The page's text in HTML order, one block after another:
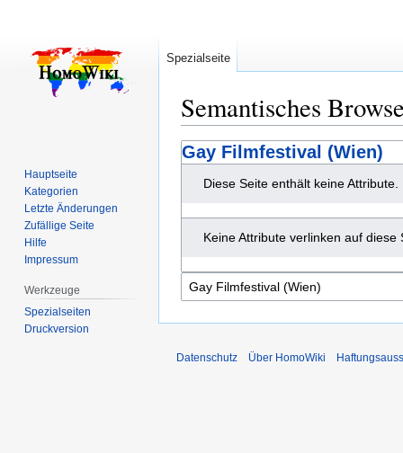
Semantisches
Zur
Navigation
springen
Zur
Suche
springen
Gay Filmfestival (Wien)
Diese Seite enthält keine Attribute.
Keine Attribute verlinken auf diese
Spezialseite
Hauptseite
Kategorien
Letzte Änderungen
Zufällige Seite
Hilfe
Impressum
Werkzeuge
Spezialseiten
Druckversion
Datenschutz Über HomoWiki